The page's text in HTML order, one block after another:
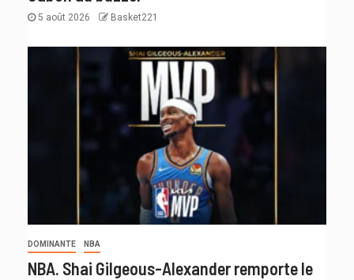
5 août 2026 Basket221
DOMINANTE NBA
NBA. Shai Gilgeous-Alexander remporte le